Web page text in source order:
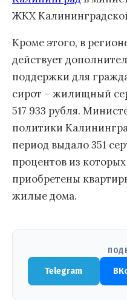
ЖКХ
Кроме этого, в
действует
поддержки для
сирот – жилищный
517 933 рубля.
политики
период выдало 351
процентов из
приобретены
жилые дома.
Telegram